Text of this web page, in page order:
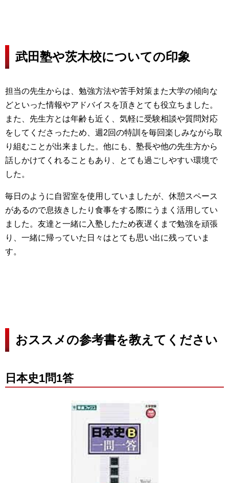
武田塾や茨木校についての印象
担当の先生からは、勉強方法や苦手対策また大学の傾向な
どといった情報やアドバイスを頂きとても役立ちました。
また、先生方とは年齢も近く、気軽に受験相談や質問対応
をしてくださったため、週2回の特訓を毎回楽しみながら取
り組むことが出来ました。他にも、塾長や他の先生方から
話しかけてくれることもあり、とても過ごしやすい環境で
した。
毎日のように自習室を使用していましたが、休憩スペース
があるので息抜きしたり食事をする際にうまく活用してい
ました。友達と一緒に入塾したため夜遅くまで勉強を頑張
り、一緒に帰っていた日々はとても思い出に残っていま
す。
おススメの参考書を教えてください
日本史1問1答